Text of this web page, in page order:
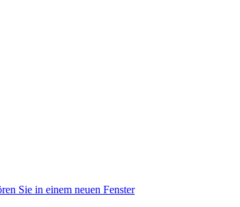
Sie in einem neuen Fenster